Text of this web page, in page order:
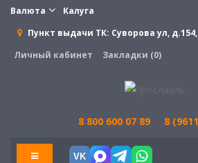
Валюта
Калуга
Пункт выдачи ТК: Суворова ул,
Личный кабинет
Закладки (0)
8 800 600 07 89 8
VK